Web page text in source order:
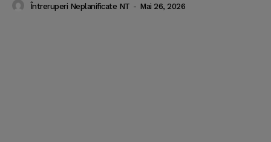
Întreruperi Neplanificate NT - Mai 26, 2026